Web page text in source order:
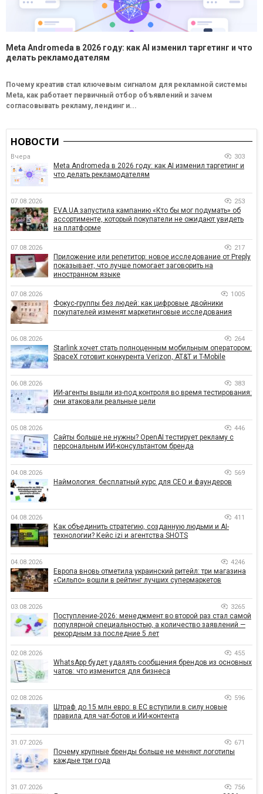
Meta Andromeda в 2026 году: как AI изменил таргетинг и что
делать рекламодателям
Почему креатив стал ключевым сигналом для рекламной системы
Meta, как работает первичный отбор объявлений и зачем
согласовывать рекламу, лендинг и...
НОВОСТИ
Вчера 303
Meta Andromeda в 2026 году: как AI изменил таргетинг и
что делать рекламодателям
07.08.2026 253
EVA.UA запустила кампанию «Кто бы мог подумать» об
ассортименте, который покупатели не ожидают увидеть
на платформе
07.08.2026 217
Приложение или репетитор: новое исследование от Preply
показывает, что лучше помогает заговорить на
иностранном языке
07.08.2026 1005
Фокус-группы без людей: как цифровые двойники
покупателей изменят маркетинговые исследования
06.08.2026 264
Starlink хочет стать полноценным мобильным оператором:
SpaceX готовит конкурента Verizon, AT&T и T-Mobile
06.08.2026 383
ИИ-агенты вышли из-под контроля во время тестирования:
они атаковали реальные цели
05.08.2026 446
Сайты больше не нужны? OpenAI тестирует рекламу с
персональным ИИ-консультантом бренда
04.08.2026 569
Наймология: бесплатный курс для CEO и фаундеров
04.08.2026 411
Как объединить стратегию, созданную людьми и AI-
технологии? Кейс izi и агентства SHOTS
04.08.2026 4246
Европа вновь отметила украинский ритейл: три магазина
«Сильпо» вошли в рейтинг лучших супермаркетов
03.08.2026 3265
Поступление-2026: менеджмент во второй раз стал самой
популярной специальностью, а количество заявлений —
рекордным за последние 5 лет
02.08.2026 455
WhatsApp будет удалять сообщения брендов из основных
чатов: что изменится для бизнеса
02.08.2026 596
Штраф до 15 млн евро: в ЕС вступили в силу новые
правила для чат-ботов и ИИ-контента
31.07.2026 671
Почему крупные бренды больше не меняют логотипы
каждые три года
31.07.2026 756